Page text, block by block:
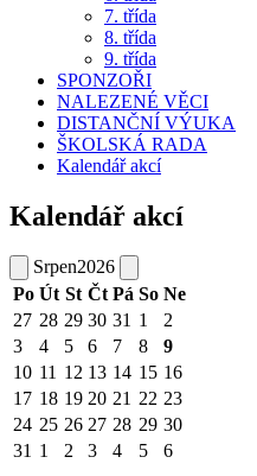
7. třída
8. třída
9. třída
SPONZOŘI
NALEZENÉ VĚCI
DISTANČNÍ VÝUKA
ŠKOLSKÁ RADA
Kalendář akcí
Kalendář akcí
Srpen2026
Po Út St Čt Pá So Ne
27 28 29 30 31 1
2
3
4 5 6 7 8
9
10 11 12 13 14 15 16
17 18 19 20 21 22 23
24 25 26 27 28 29 30
31 1 2 3 4 5 6